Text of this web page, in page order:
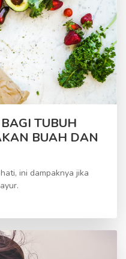
TUBUH
BUAH DAN
ini dampaknya jika